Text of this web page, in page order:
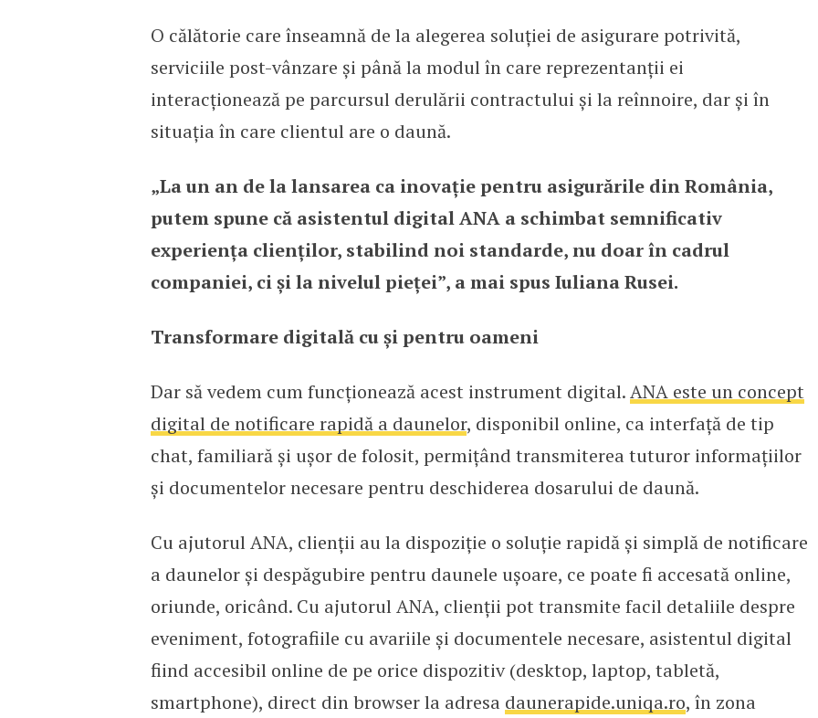
O călătorie care înseamnă de la alegerea soluției de asigurare potrivită,
serviciile post-vânzare și până la modul în care reprezentanții ei
interacționează pe parcursul derulării contractului și la reînnoire, dar și în
situația în care clientul are o daună.
„La un an de la lansarea ca inovație pentru asigurările din România,
putem spune că asistentul digital ANA a schimbat semnificativ
experiența clienților, stabilind noi standarde, nu doar în cadrul
companiei, ci și la nivelul pieței”, a mai spus Iuliana Rusei.
Transformare digitală cu și pentru oameni
Dar să vedem cum funcționează acest instrument digital.ANA este un concept
digital de notificare rapidă a daunelor, disponibil online, ca interfață de tip
chat, familiară și ușor de folosit, permițând transmiterea tuturor informațiilor
și documentelor necesare pentru deschiderea dosarului de daună.
Cu ajutorul ANA, clienții au la dispoziție o soluție rapidă și simplă de notificare
a daunelor și despăgubire pentru daunele ușoare, ce poate fi accesată online,
oriunde, oricând. Cu ajutorul ANA, clienții pot transmite facil detaliile despre
eveniment, fotografiile cu avariile și documentele necesare, asistentul digital
fiind accesibil online de pe orice dispozitiv (desktop, laptop, tabletă,
smartphone), direct din browser la adresa daunerapide.uniqa.ro, în zona